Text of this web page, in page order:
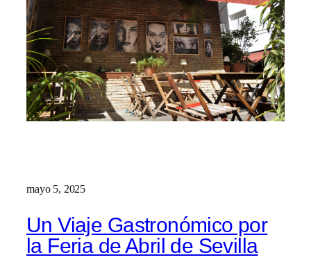
mayo 5, 2025
Un Viaje Gastronómico por
la Feria de Abril de Sevilla